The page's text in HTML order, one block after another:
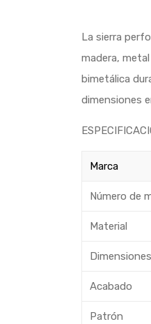
La sierra
madera,
bimetálica
dimensiones
Marca
Número de
Material
Acabado
Patrón